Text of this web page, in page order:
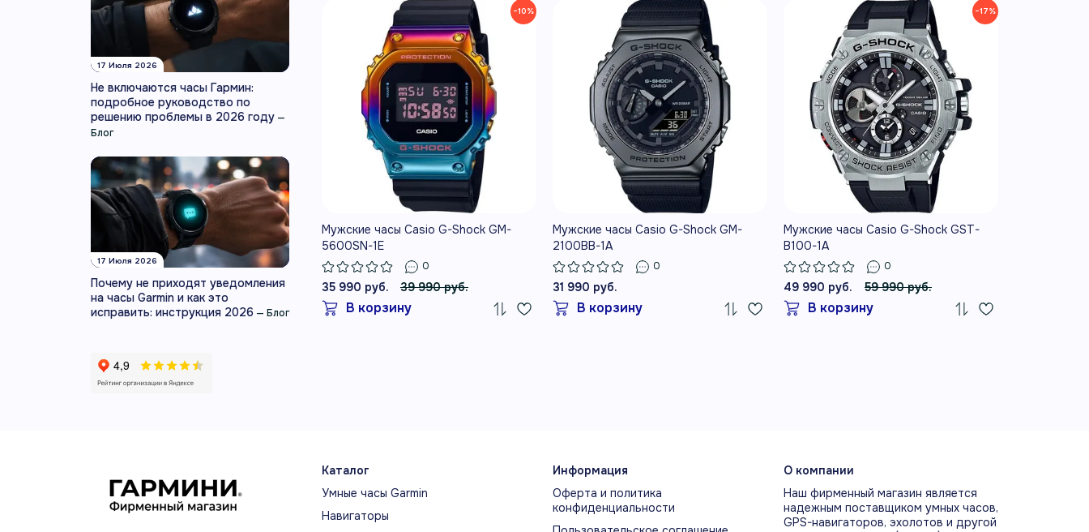
17 Июля 2026
Не включаются часы Гармин:
подробное руководство по
решению проблемы в 2026 году —
Блог
17 Июля 2026
Почему не приходят уведомления
на часы Garmin и как это
исправить: инструкция 2026 — Блог
−10%
Мужские часы Casio G-Shock GM-
5600SN-1E
0
35 990 руб. 39 990 руб.
В корзину
Мужские часы Casio G-Shock GM-
2100BB-1A
0
31 990 руб.
В корзину
−17%
Мужские часы Casio G-Shock GST-
B100-1A
0
49 990 руб. 59 990 руб.
В корзину
Каталог
Умные часы Garmin
Навигаторы
Информация
Оферта и политика
конфиденциальности
О компании
Наш фирменный магазин является
надежным поставщиком умных часов,
GPS-навигаторов, эхолотов и другой